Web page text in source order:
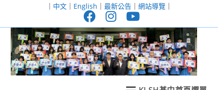
至
｜ 中文｜ English ｜ 最新公告｜ 網站導覽｜